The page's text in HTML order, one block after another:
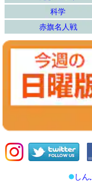
科学
赤旗名人戦
しん